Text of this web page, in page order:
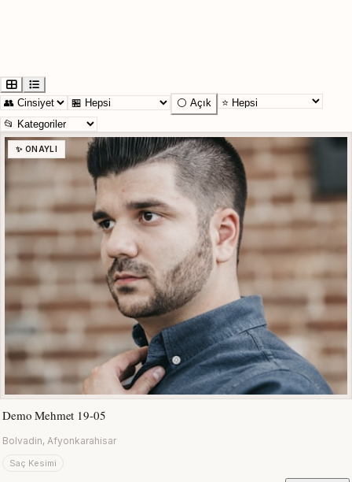
⚪ Açık
✨ ONAYLI
Demo Mehmet 19-05
Bolvadin, Afyonkarahisar
Saç Kesimi